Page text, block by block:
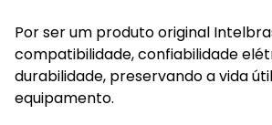
Por ser um produto original
compatibilidade, confiabilidade
durabilidade, preservando a vida
equipamento.